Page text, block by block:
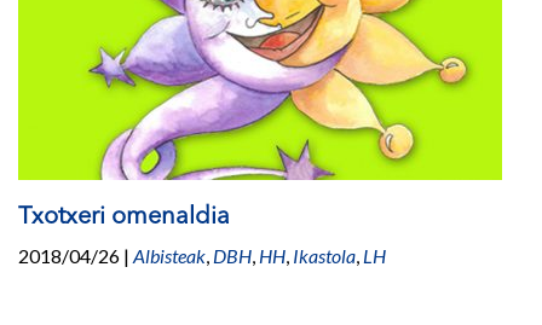
Txotxeri omenaldia
2018/04/26 | Albisteak, DBH, HH, Ikastola, LH